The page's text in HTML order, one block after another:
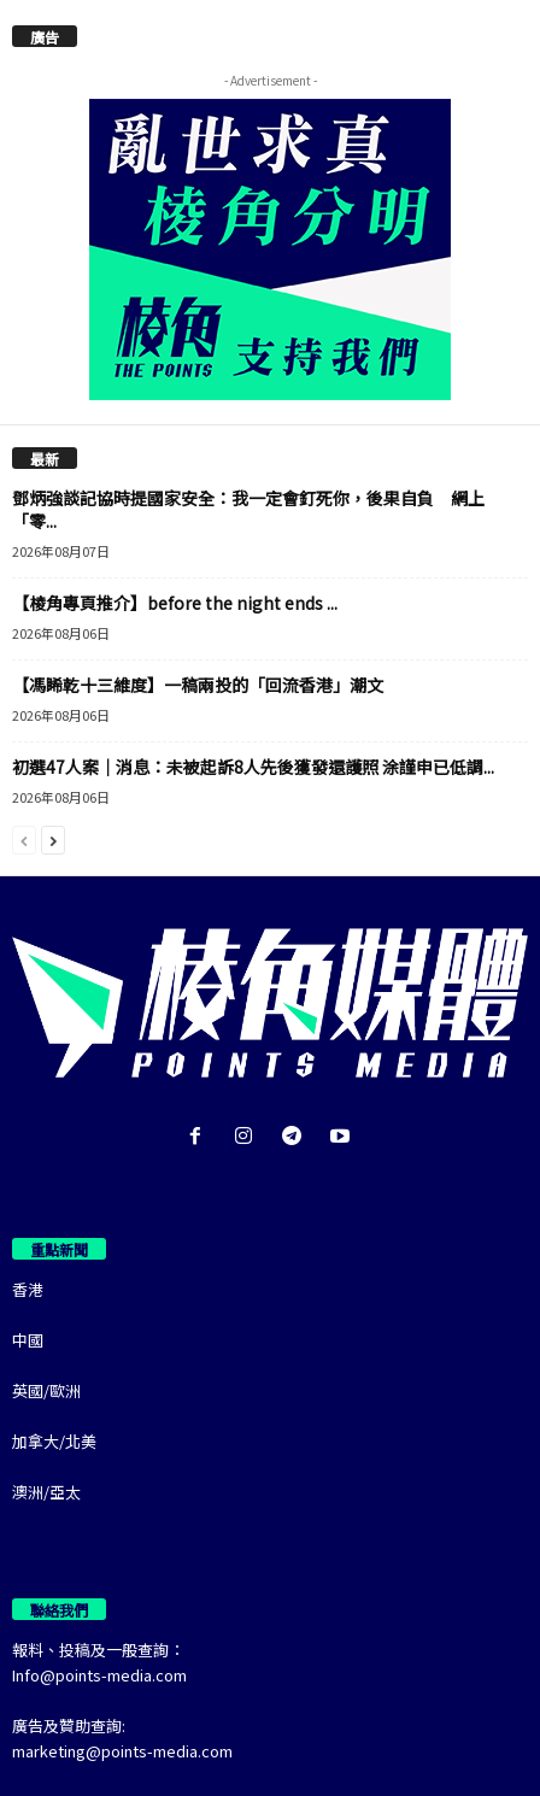
廣告
- Advertisement -
最新
鄧炳強談記協時提國家安全：我一定會釘死你，後果自負 網上
「零...
2026年08月07日
【棱角專頁推介】before the night ends ...
2026年08月06日
【馮睎乾十三維度】一稿兩投的「回流香港」潮文
2026年08月06日
初選47人案｜消息：未被起訴8人先後獲發還護照 涂謹申已低調...
2026年08月06日
重點新聞
香港
中國
英國/歐洲
加拿大/北美
澳洲/亞太
聯絡我們
報料、投稿及一般查詢：
Info@points-media.com
廣告及贊助查詢:
marketing@points-media.com